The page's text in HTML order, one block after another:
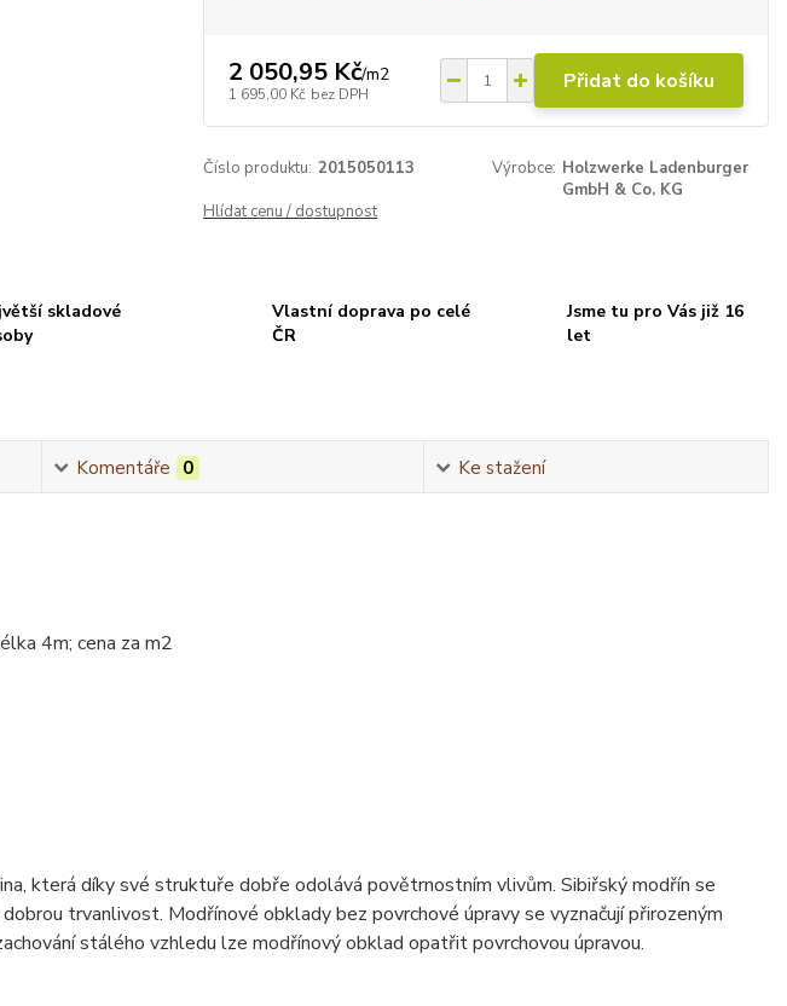
2 050,95 Kč/m2
1 695,00 Kč bez DPH Přidat do košíku
Číslo produktu: 2015050113 Výrobce: Holzwerke Ladenburger
GmbH & Co. KG
Hlídat cenu / dostupnost
skladové
Vlastní doprava po celé
ČR
Jsme tu pro Vás již 16
let
Komentáře 0 Ke stažení
4m; cena za m2
která díky své struktuře dobře odolává povětrnostním vlivům. Sibiřský modřín se
trvanlivost. Modřínové obklady bez povrchové úpravy se vyznačují přirozeným
stálého vzhledu lze modřínový obklad opatřitpovrchovou úpravou.